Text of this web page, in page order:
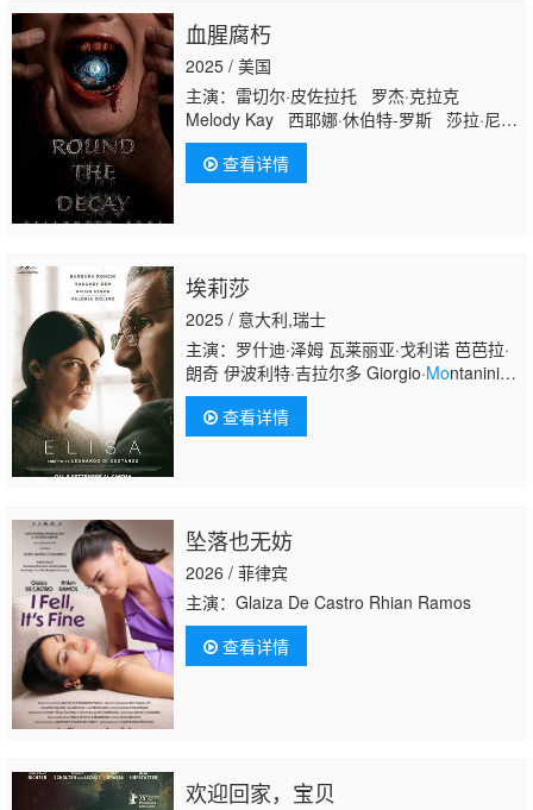
血腥腐朽
2025 / 美国
主演：雷切尔·皮佐拉托 罗杰·克拉克
Melody Kay 西耶娜·休伯特-罗斯 莎拉·尼克
林 达米安·马菲 Kate Kiddo Sassan
Saffari Alexis Safoyan Victoria Mirrer
Kamarra Cole 亚当·韦普勒 Angela Ann
查看详情
埃莉莎
2025 / 意大利,瑞士
主演：罗什迪·泽姆 瓦莱丽亚·戈利诺 芭芭拉·
朗奇 伊波利特·吉拉尔多 Giorgio·Montanini 迭
戈·里
邦Monica·Codena Roberta·Da·Soller
瑟夫·
查看详情
坠落也无妨
2026 / 菲律宾
主演：Glaiza De Castro Rhian Ramos
查看详情
欢迎回家，宝贝